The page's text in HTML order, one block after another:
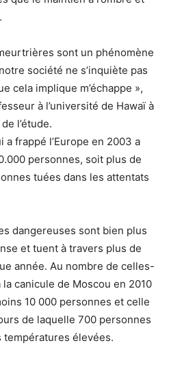
sont un phénomène
société ne s’inquiète pas
cela implique m’échappe »,
à l’université de Hawaï à
l’étude.
a frappé l’Europe en 2003 a
personnes, soit plus de
tuées dans les attentats
dangereuses sont bien plus
et tuent à travers plus de
année. Au nombre de celles-
canicule de Moscou en 2010
10 000 personnes et celle
de laquelle 700 personnes
élevées.